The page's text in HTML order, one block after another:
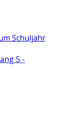
Schuljahr
5 -